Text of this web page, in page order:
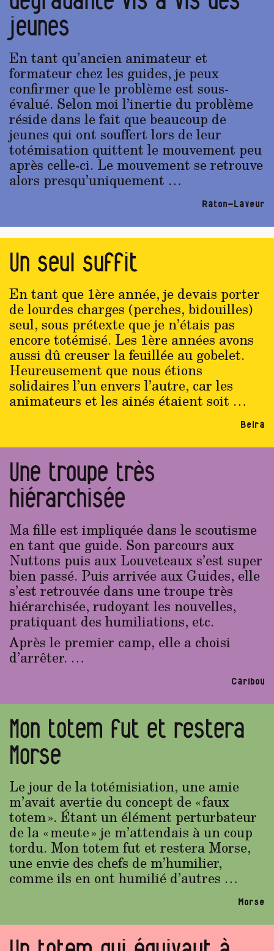
jeunes
En tant qu’ancien animateur et
formateur chez les guides, je peux
confirmer que le problème est sous-
évalué. Selon moi l’inertie du problème
réside dans le fait que beaucoup de
jeunes qui ont souffert lors de leur
totémisation quittent le mouvement peu
après celle-ci. Le mouvement se retrouve
alors presqu’uniquement …
Raton-Laveur
Un seul suffit
En tant que 1ère année, je devais porter
de lourdes charges (perches, bidouilles)
seul, sous prétexte que je n’étais pas
encore totémisé. Les 1ère années avons
aussi dû creuser la feuillée au gobelet.
Heureusement que nous étions
solidaires l’un envers l’autre, car les
animateurs et les ainés étaient soit …
Beira
Une troupe très
hiérarchisée
Ma fille est impliquée dans le scoutisme
en tant que guide. Son parcours aux
Nuttons puis aux Louveteaux s’est super
bien passé. Puis arrivée aux Guides, elle
s’est retrouvée dans une troupe très
hiérarchisée, rudoyant les nouvelles,
pratiquant des humiliations, etc.
Après le premier camp, elle a choisi
d’arrêter. …
Caribou
Mon totem fut et restera
Morse
Le jour de la totémisiation, une amie
m’avait avertie du concept de « faux
totem ». Étant un élément perturbateur
de la « meute » je m’attendais à un coup
tordu. Mon totem fut et restera Morse,
une envie des chefs de m’humilier,
comme ils en ont humilié d’autres …
Morse